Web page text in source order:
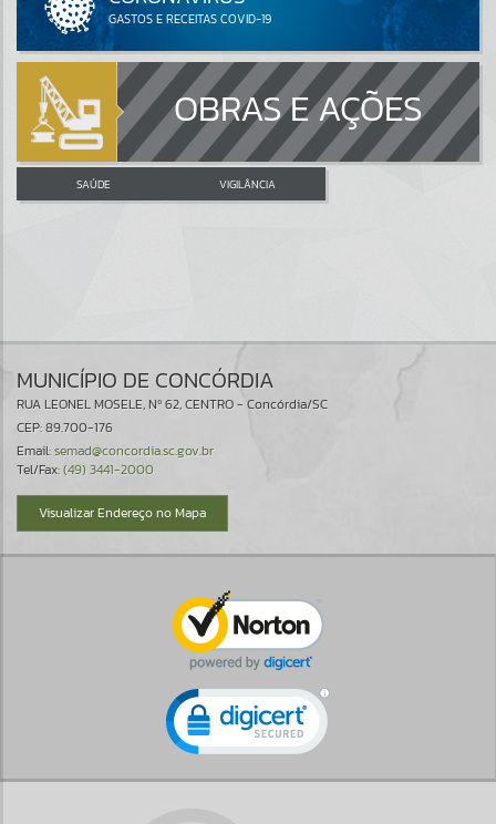
OBRAS E AÇÕES
SAÚDE VIGILÂNCIA
MUNICÍPIO DE CONCÓRDIA
RUA LEONEL MOSELE, Nº 62, CENTRO - Concórdia/SC
CEP: 89.700-176
Email:semad@concordia.sc.gov.br
Tel/Fax:(49) 3441-2000
Visualizar Endereço no Mapa